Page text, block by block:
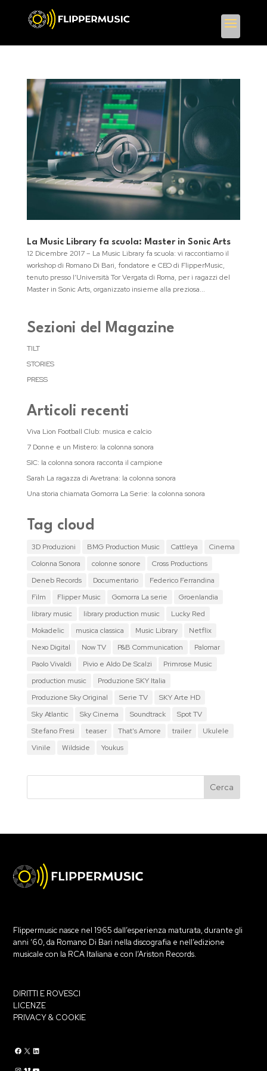
La Music Library fa scuola: Master in Sonic Arts
12 Dicembre 2017 – La Music Library fa scuola: vi raccontiamo il
workshop di Romano Di Bari, fondatore e CEO di FlipperMusic,
tenuto presso l’Università Tor Vergata di Roma, per i ragazzi del
Master in Sonic Arts, organizzato insieme alla preziosa...
Sezioni del Magazine
TILT
STORIES
PRESS
Articoli recenti
Viva Lion Football Club: musica e calcio
7 Donne e un Mistero: la colonna sonora
SIC: la colonna sonora racconta il campione
Sarah La ragazza di Avetrana: la colonna sonora
Una storia chiamata Gomorra La Serie: la colonna sonora
Tag cloud
3D Produzioni BMG Production Music Cattleya
Cinema
Colonna Sonora
colonne sonore
Cross Productions
Deneb Records
Documentario
Federico Ferrandina
Film
Flipper Music Gomorra La serie
Groenlandia
library music
library production music
Lucky Red
Mokadelic
musica classica Music Library
Netflix
Nexo Digital
Now TV P&B Communication
Palomar
Paolo Vivaldi
Pivio e Aldo De Scalzi
Primrose Music
production music
Produzione SKY Italia
Produzione Sky Original
Serie TV
SKY Arte HD
Sky Atlantic
Sky Cinema Soundtrack
Spot TV
Stefano Fresi
teaser That's Amore trailer
Ukulele
Vinile
Wildside Youkus
Flippermusic nasce nel 1965 dall’esperienza maturata, durante gli
anni ‘60, da Romano Di Bari nella discografia e nell’edizione
musicale con la RCA Italiana e con l’Ariston Records.
DIRITTI E ROVESCI
LICENZE
PRIVACY & COOKIE
Flippermusic Facebook Flippermusic Twitter
Flippermusic Linkedin